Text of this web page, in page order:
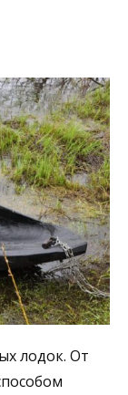
лодок. От